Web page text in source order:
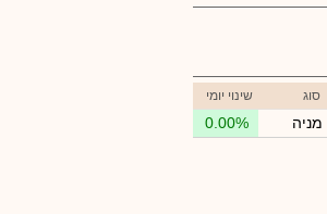
סוג שינוי יומי
מניה 0.00%